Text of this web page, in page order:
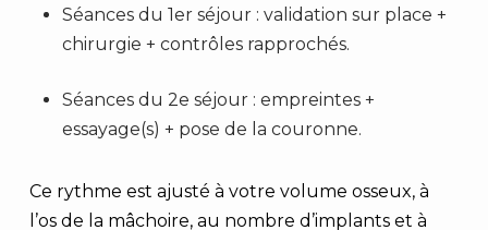
Séances du 1er séjour : validation sur place +
chirurgie + contrôles rapprochés.
Séances du 2e séjour : empreintes +
essayage(s) + pose de la couronne.
Ce rythme est ajusté à votre volume osseux, à
l’os de la mâchoire, au nombre d’implants et à